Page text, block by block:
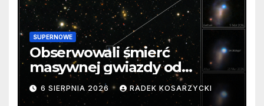
SUPERNOWE
Obserwowali śmierć
masywnej gwiazdy od
samego początku. Niezwykle
cenne dane
6 SIERPNIA 2026 RADEK KOSARZYCKI